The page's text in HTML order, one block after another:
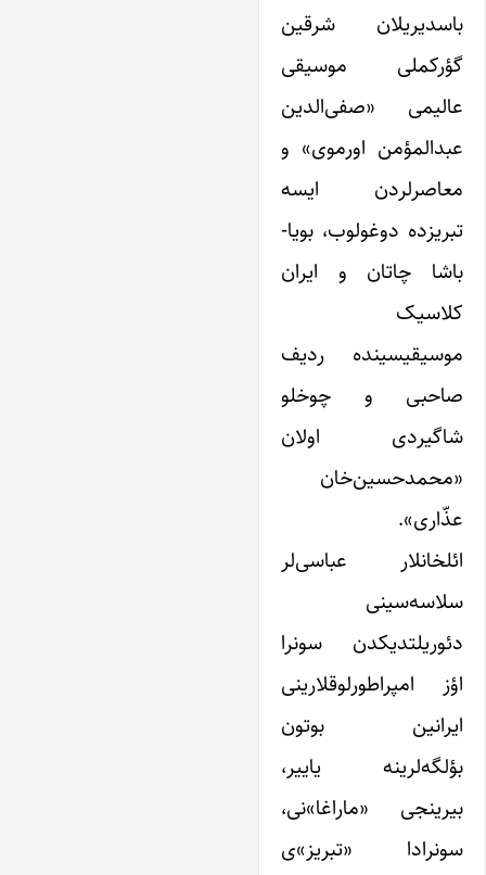
باسدیریلان شرقین
گؤرکملی موسیقی
عالیمی «صفی‌الدین
عبدالمؤمن اورموی» و
معاصرلردن ایسه
تبریزده دوغولوب، بویا-
باشا چاتان و ایران
کلاسیک
موسیقیسینده ردیف
صاحبی و چوخلو
شاگیردی اولان
«محمدحسین‌خان
عذّاری».
ائلخانلار عباسی‌لر
سلاسه‌سینی
دئوریلتدیکدن سونرا
اؤز امپراطورلوقلارینی
ایرانین بوتون
بؤلگه‌لرینه یاییر،
بیرینجی «ماراغا»نی،
سونرادا «تبریز»ی